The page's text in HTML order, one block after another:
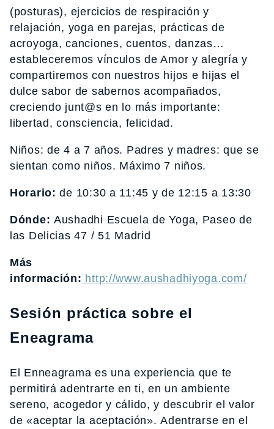
(posturas), ejercicios de respiración y
relajación, yoga en parejas, prácticas de
acroyoga, canciones, cuentos, danzas…
estableceremos vínculos de Amor y alegría y
compartiremos con nuestros hijos e hijas el
dulce sabor de sabernos acompañados,
creciendo junt@s en lo más importante:
libertad, consciencia, felicidad.
Niños: de 4 a 7 años. Padres y madres: que se
sientan como niños. Máximo 7 niños.
Horario: de 10:30 a 11:45 y de 12:15 a 13:30
Dónde:Aushadhi Escuela de Yoga, Paseo de
las Delicias 47 / 51 Madrid
Más
información: http://www.aushadhiyoga.com/
Sesión práctica sobre el
Eneagrama
El Enneagrama es una experiencia que te
permitirá adentrarte en ti, en un ambiente
sereno, acogedor y cálido, y descubrir el valor
de «aceptar la aceptación». Adentrarse en el